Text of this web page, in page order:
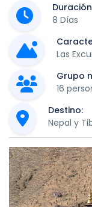
8 Días
Las
Grupo
16
Destino:
Nepal y